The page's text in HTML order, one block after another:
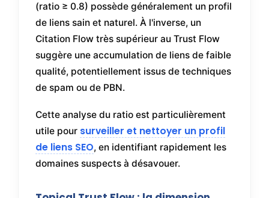
(ratio ≥ 0.8) possède généralement un profil
de liens sain et naturel. À l'inverse, un
Citation Flow très supérieur au Trust Flow
suggère une accumulation de liens de faible
qualité, potentiellement issus de techniques
de spam ou de PBN.
Cette analyse du ratio est particulièrement
utile pour surveiller et nettoyer un profil
de liens SEO, en identifiant rapidement les
domaines suspects à désavouer.